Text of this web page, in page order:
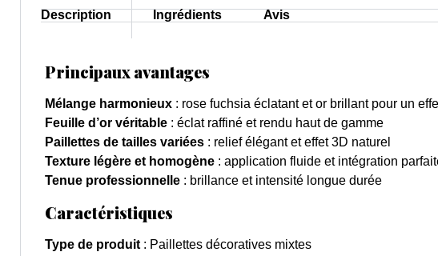
Description Ingrédients Avis
Principaux avantages
Mélange harmonieux : rose fuchsia éclatant et or brillant pour un
Feuille d’or véritable : éclat raffiné et rendu haut de gamme
Paillettes de tailles variées : relief élégant et effet 3D naturel
Texture légère et homogène : application fluide et intégration
Tenue professionnelle : brillance et intensité longue durée
Caractéristiques
Type de produit: Paillettes décoratives mixtes